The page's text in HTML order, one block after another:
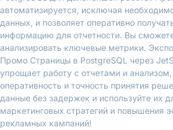
автоматизируется, исключая
данных, и позволяет оперативно
информацию для отчетности. Вы
анализировать ключевые метрики.
Промо Страницы в PostgreSQL через
упрощает работу с отчетами и
оперативность и точность принятия
данные без задержек и используйте их
маркетинговых стратегий и повышения
рекламных кампаний!